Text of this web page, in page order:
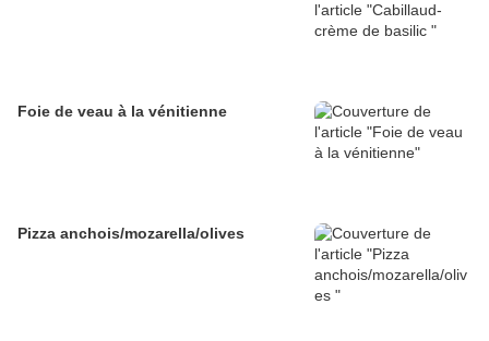
Foie de veau à la vénitienne
Pizza anchois/mozarella/olives